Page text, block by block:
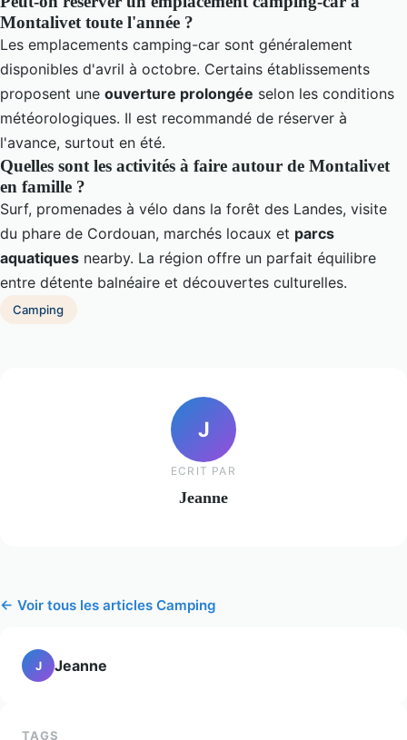
Montalivet toute l'année ?
Les emplacements camping-car sont généralement
disponibles d'avril à octobre. Certains établissements
proposent une ouverture prolongée selon les conditions
météorologiques. Il est recommandé de réserver à
l'avance, surtout en été.
Quelles sont les activités à faire autour de Montalivet
en famille ?
Surf, promenades à vélo dans la forêt des Landes, visite
du phare de Cordouan, marchés locaux et parcs
aquatiques nearby. La région offre un parfait équilibre
entre détente balnéaire et découvertes culturelles.
Camping
J
ECRIT PAR
Jeanne
← Voir tous les articles Camping
J Jeanne
TAGS